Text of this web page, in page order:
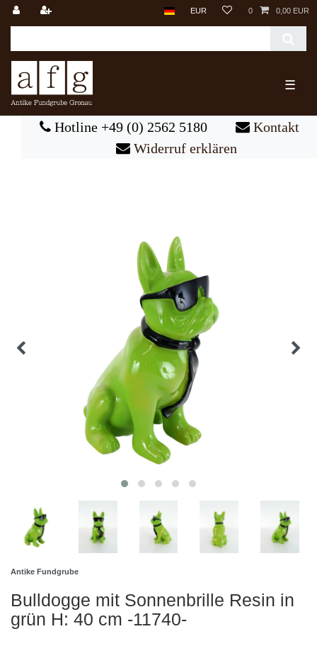
EUR 0 0,00 EUR
☰
Hotline +49 (0) 2562 5180
Kontakt
Widerruf erklären
Antike Fundgrube
Bulldogge mit Sonnenbrille Resin in
grün H: 40 cm -11740-